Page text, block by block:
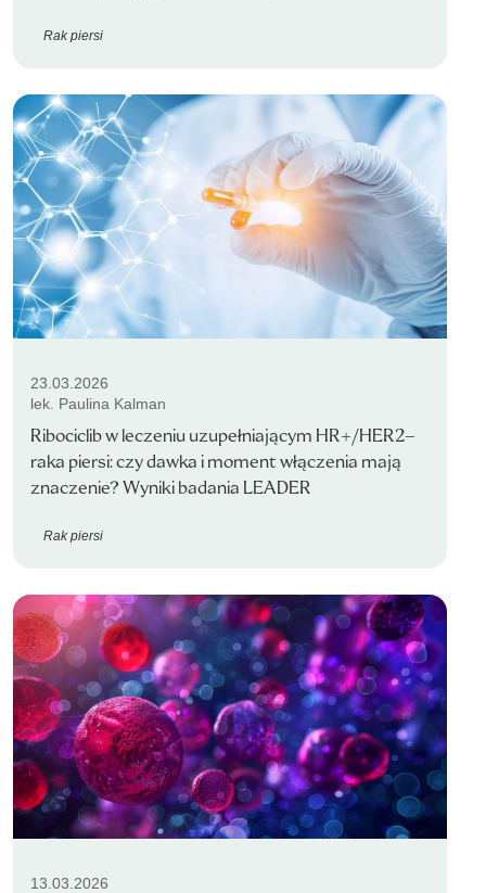
Rak piersi
23.03.2026
lek. Paulina Kalman
Ribociclib w leczeniu uzupełniającym HR+/HER2–
raka piersi: czy dawka i moment włączenia mają
znaczenie? Wyniki badania LEADER
Rak piersi
13.03.2026